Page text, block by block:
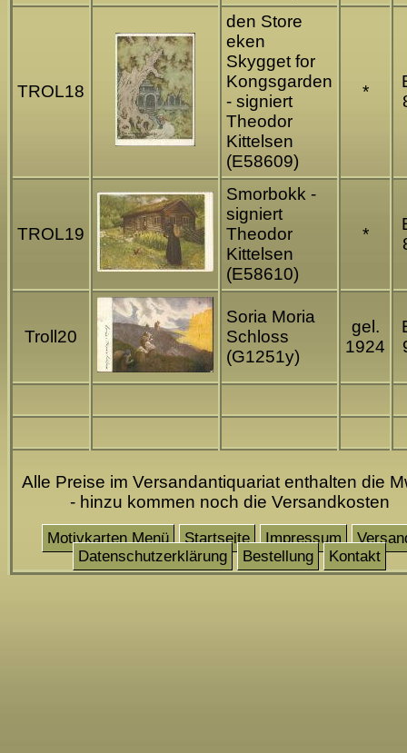
TROL18
den Store
eken
Skygget for
Kongsgarden
- signiert
Theodor
Kittelsen
(E58609)
*
TROL19
Smorbokk -
signiert
Theodor
Kittelsen
(E58610)
*
Troll20
Soria Moria
Schloss
(G1251y)
gel.
1924
Alle Preise im Versandantiquariat enthalten die
- hinzu kommen noch die Versandkosten
Motivkarten Menü Startseite Impressum
Datenschutzerklärung
Bestellung Kontakt